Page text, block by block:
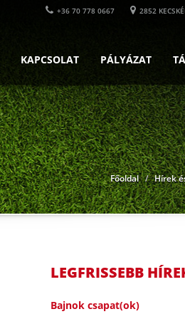
+36 70 778 0667 2852
KAPCSOLAT PÁLYÁZAT
Főoldal Hírek
LEGFRISSEBB
Bajnok csapat(ok)